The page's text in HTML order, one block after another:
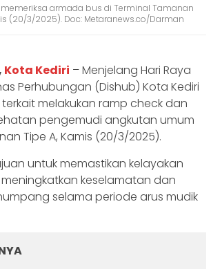
armada bus di Terminal Tamanan
(20/3/2025). Doc: Metaranews.co/Darman
Kota Kediri – Menjelang Hari Raya
Perhubungan (Dishub) Kota Kediri
melakukan ramp check dan
pengemudi angkutan umum
Tipe A, Kamis (20/3/2025).
untuk memastikan kelayakan
keselamatan dan
selama periode arus mudik